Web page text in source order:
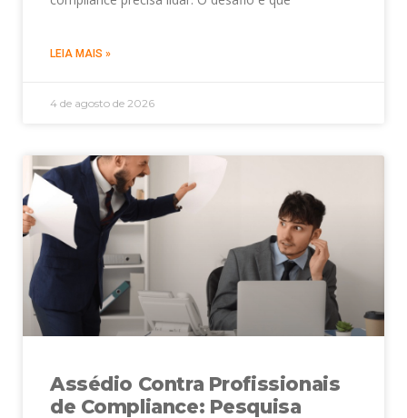
LEIA MAIS »
4 de agosto de 2026
Assédio Contra Profissionais
de Compliance: Pesquisa